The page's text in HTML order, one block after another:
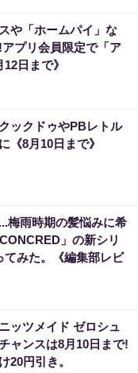
や「ホームパイ」な
プリ会員限定で「ア
日まで》
ックドゥやPBレトル
《8月10日まで》
梅雨時期の髪悩みに希
」の新シリ
てみた。《編集部レビ
ッツメイド ゼロシュ
ャンスは8月10日まで!
20円引き。